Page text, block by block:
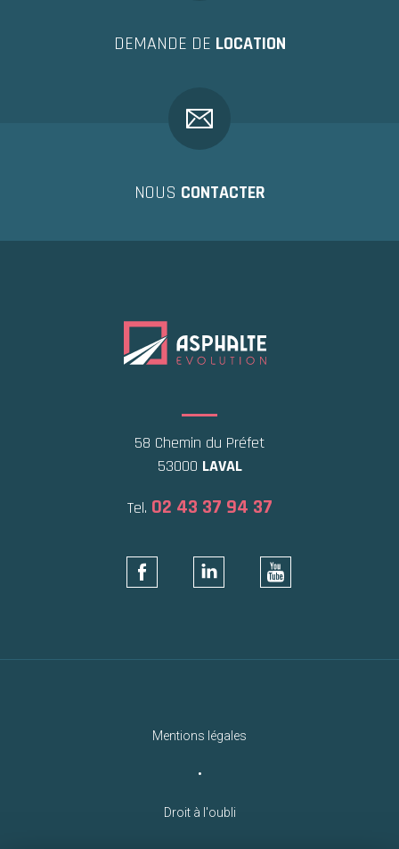
DEMANDE DE LOCATION
NOUS CONTACTER
58 Chemin du Préfet
53000 LAVAL
Tel. 02 43 37 94 37
Mentions légales
•
Droit à l'oubli